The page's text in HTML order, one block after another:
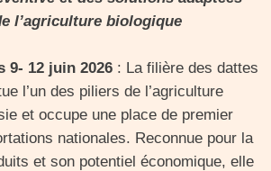
l’agriculture biologique
9- 12 juin 2026 : La filière des dattes
l’un des piliers de l’agriculture
et occupe une place de premier
nationales. Reconnue pour la
et son potentiel économique, elle